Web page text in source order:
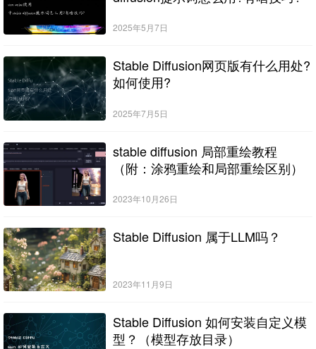
2025年5月7日
Stable Diffusion网页版有什么用处?
如何使用?
2025年7月5日
stable diffusion 局部重绘教程
（附：涂鸦重绘和局部重绘区别）
2023年10月26日
Stable Diffusion 属于LLM吗？
2023年11月9日
Stable Diffusion 如何安装自定义模
型？（模型存放目录）